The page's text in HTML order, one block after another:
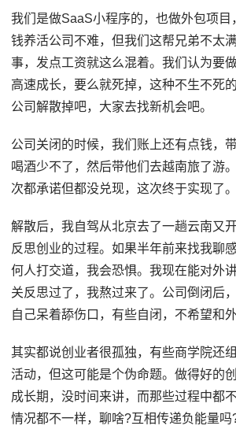
我们是做SaaS小程序的，也做外包项目
钱养活公司不难，但我们这帮兄弟不太
事，发点工资就这么混着。我们认为要
高速成长，要么就死掉，这种不生不死
公司解散掉吧，大家去找新机会吧。
公司关闭的时候，我们账上还有点钱，
喝酒少不了，然后带他们去越南旅了游
次都承诺但都没兑现，这次终于实现了。
解散后，我自驾从北京去了一趟云南又
反思创业的过程。如果半年前来找我聊
何人打交道，我会恐惧。我现在能对外
关反思过了，我熬过来了。公司倒闭后
自己呆着舔伤口，有些自闭，不希望和外
其实都说创业者很孤独，有些商学院还
活动，但这可能是个伪命题。做得好的
成长期，没时间来讲，而那些过程中都
情况都不一样，聊啥?互相传递负能量吗